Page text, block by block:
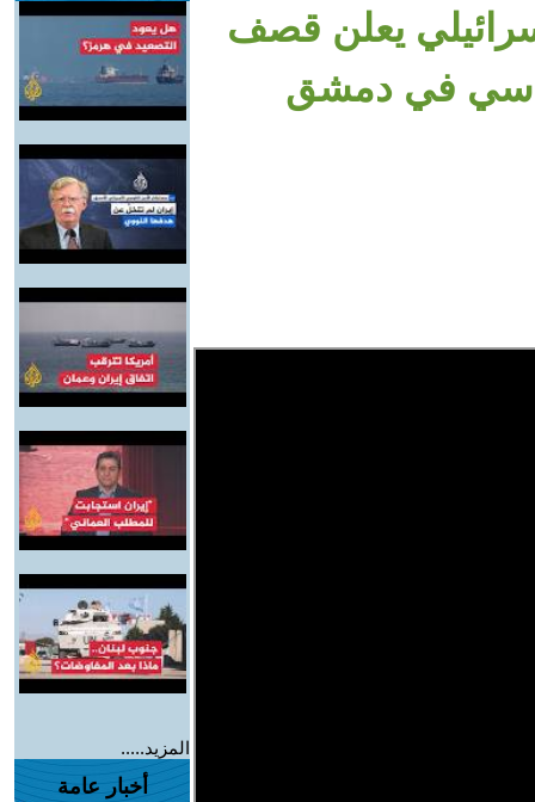
يعلن قصف
في دمشق
المزيد.....
أخبار عامة